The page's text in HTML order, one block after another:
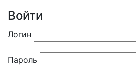
Войти
Логин
Пароль